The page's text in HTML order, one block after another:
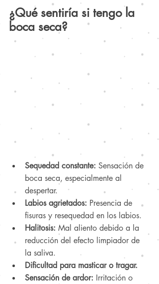
¿Qué sentiría si tengo la
boca seca?
Sequedad constante: Sensación de
boca seca, especialmente al
despertar.
Labios agrietados: Presencia de
fisuras y resequedad en los labios.
Halitosis: Mal aliento debido a la
reducción del efecto limpiador de
la saliva.
Dificultad para masticar o tragar.
Sensación de ardor: Irritación o